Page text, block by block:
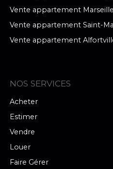
Vente appartement
Vente appartement Saint-
Vente appartement
NOS SERVICES
Acheter
Estimer
Vendre
Louer
Faire Gérer